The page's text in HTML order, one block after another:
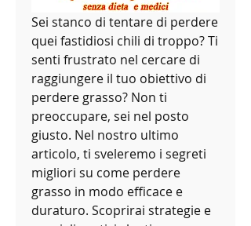
Sei stanco di tentare di perdere
quei fastidiosi chili di troppo? Ti
senti frustrato nel cercare di
raggiungere il tuo obiettivo di
perdere grasso? Non ti
preoccupare, sei nel posto
giusto. Nel nostro ultimo
articolo, ti sveleremo i segreti
migliori su come perdere
grasso in modo efficace e
duraturo. Scoprirai strategie e